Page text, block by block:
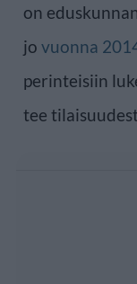
on
jo vuonna
perinteisiin
tee